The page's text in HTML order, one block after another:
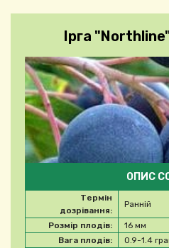
Ірга
ОПИС
Термін
дозрівання:
Ранній
Розмір плодів:
16 мм
Вага плодів:
0.9-1.4